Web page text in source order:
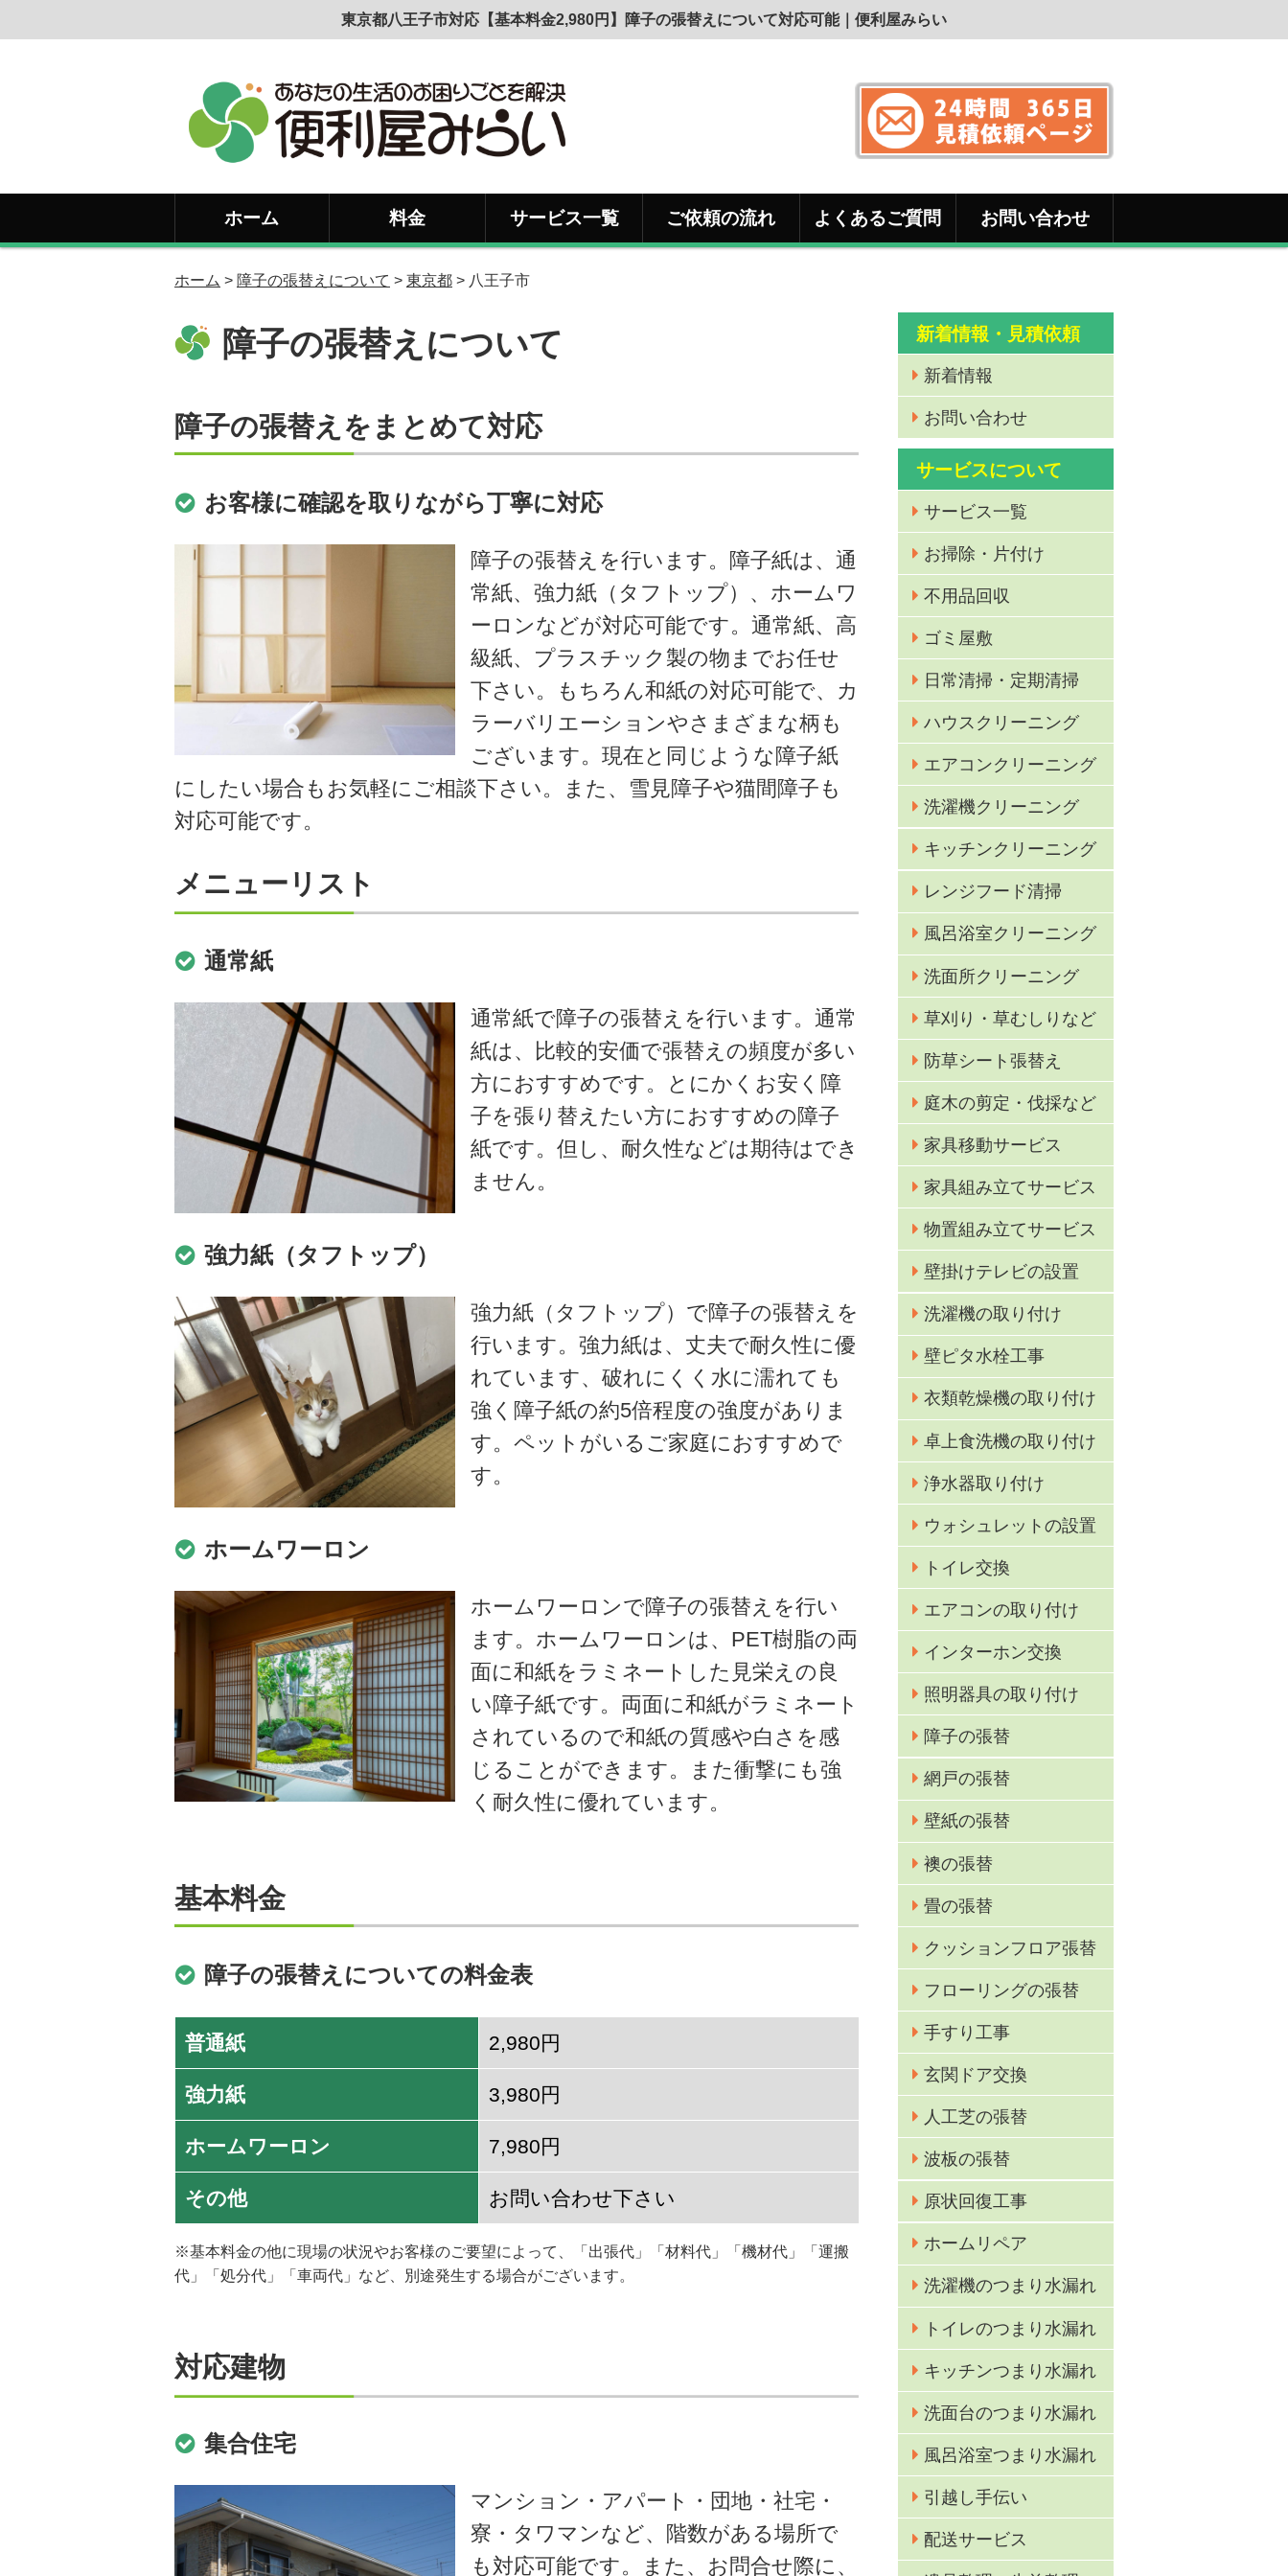
東京都八王子市対応【基本料金2,980円】障子の張替えについて対応可能｜便利屋みらい
ホーム 料金 サービス一覧 ご依頼の流れ よくあるご質問 お問い合わせ
ホーム > 障子の張替えについて > 東京都 > 八王子市
障子の張替えについて
障子の張替えをまとめて対応
お客様に確認を取りながら丁寧に対応
障子の張替えを行います。障子紙は、通
常紙、強力紙（タフトップ）、ホームワ
ーロンなどが対応可能です。通常紙、高
級紙、プラスチック製の物までお任せ
下さい。もちろん和紙の対応可能で、カ
ラーバリエーションやさまざまな柄も
ございます。現在と同じような障子紙
にしたい場合もお気軽にご相談下さい。また、雪見障子や猫間障子も
対応可能です。
メニューリスト
通常紙
通常紙で障子の張替えを行います。通常
紙は、比較的安価で張替えの頻度が多い
方におすすめです。とにかくお安く障
子を張り替えたい方におすすめの障子
紙です。但し、耐久性などは期待はでき
ません。
強力紙（タフトップ）
強力紙（タフトップ）で障子の張替えを
行います。強力紙は、丈夫で耐久性に優
れています、破れにくく水に濡れても
強く障子紙の約5倍程度の強度がありま
す。ペットがいるご家庭におすすめで
す。
ホームワーロン
ホームワーロンで障子の張替えを行い
ます。ホームワーロンは、PET樹脂の両
面に和紙をラミネートした見栄えの良
い障子紙です。両面に和紙がラミネート
されているので和紙の質感や白さを感
じることができます。また衝撃にも強
く耐久性に優れています。
基本料金
障子の張替えについての料金表
普通紙 2,980円
強力紙 3,980円
ホームワーロン 7,980円
その他 お問い合わせ下さい
※基本料金の他に現場の状況やお客様のご要望によって、「出張代」「材料代」「機材代」「運搬
代」「処分代」「車両代」など、別途発生する場合がございます。
対応建物
集合住宅
マンション・アパート・団地・社宅・
寮・タワマンなど、階数がある場所で
も対応可能です。また、お問合せ際に、
新着情報・見積依頼
新着情報
お問い合わせ
サービスについて
サービス一覧
お掃除・片付け
不用品回収
ゴミ屋敷
日常清掃・定期清掃
ハウスクリーニング
エアコンクリーニング
洗濯機クリーニング
キッチンクリーニング
レンジフード清掃
風呂浴室クリーニング
洗面所クリーニング
草刈り・草むしりなど
防草シート張替え
庭木の剪定・伐採など
家具移動サービス
家具組み立てサービス
物置組み立てサービス
壁掛けテレビの設置
洗濯機の取り付け
壁ピタ水栓工事
衣類乾燥機の取り付け
卓上食洗機の取り付け
浄水器取り付け
ウォシュレットの設置
トイレ交換
エアコンの取り付け
インターホン交換
照明器具の取り付け
障子の張替
網戸の張替
壁紙の張替
襖の張替
畳の張替
クッションフロア張替
フローリングの張替
手すり工事
玄関ドア交換
人工芝の張替
波板の張替
原状回復工事
ホームリペア
洗濯機のつまり水漏れ
トイレのつまり水漏れ
キッチンつまり水漏れ
洗面台のつまり水漏れ
風呂浴室つまり水漏れ
引越し手伝い
配送サービス